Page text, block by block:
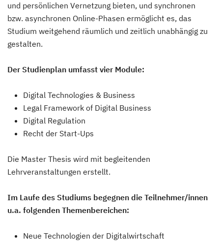
und persönlichen Vernetzung bieten, und synchronen
bzw. asynchronen Online-Phasen ermöglicht es, das
Studium weitgehend räumlich und zeitlich unabhängig zu
gestalten.
Der Studienplan umfasst vier Module:
Digital Technologies & Business
Legal Framework of Digital Business
Digital Regulation
Recht der Start-Ups
Die Master Thesis wird mit begleitenden
Lehrveranstaltungen erstellt.
Im Laufe des Studiums begegnen die Teilnehmer/innen
u.a. folgenden Themenbereichen:
Neue Technologien der Digitalwirtschaft